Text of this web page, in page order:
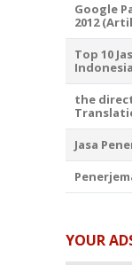
Google
2012
Top 10
the
Jasa
YOUR